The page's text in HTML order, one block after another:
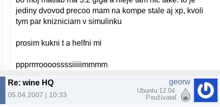
jediny dvovod precoo mam na kompe stale aj xp, kvoli
tym par knizniciam v simulinku
prosim kukni t a helfni mi
ppprrrroooossssiiiiimmmm
Re: wine HQ
05.04.2007 | 10:33
georw
Ubuntu 12.04
Používateľ